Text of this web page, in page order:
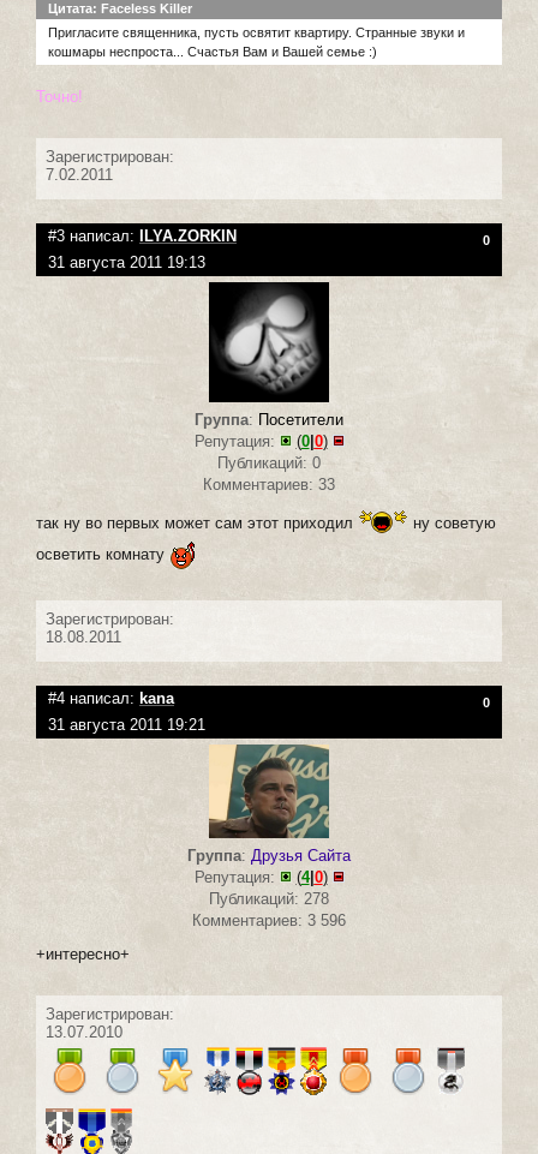
Цитата: Faceless Killer
Пригласите священника, пусть освятит квартиру. Странные звуки и
кошмары неспроста... Счастья Вам и Вашей семье :)
Точно!
Зарегистрирован:
7.02.2011
#3 написал: ILYA.ZORKIN 0
31 августа 2011 19:13
Группа: Посетители
Репутация:
(0| 0)
Публикаций: 0
Комментариев: 33
так ну во первых может сам этот приходил
ну советую
осветить комнату
Зарегистрирован:
18.08.2011
#4 написал: kana 0
31 августа 2011 19:21
Группа: Друзья Сайта
Репутация:
(4| 0)
Публикаций: 278
Комментариев: 3 596
+интересно+
Зарегистрирован:
13.07.2010